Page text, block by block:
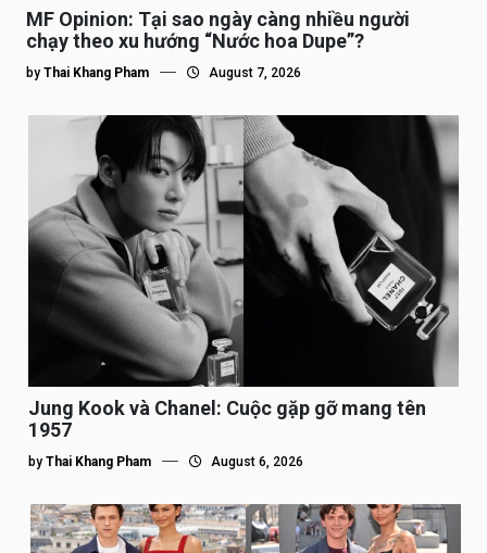
MF Opinion: Tại sao ngày càng nhiều người
chạy theo xu hướng “Nước hoa Dupe”?
by Thai Khang Pham August 7, 2026
Jung Kook và Chanel: Cuộc gặp gỡ mang tên
1957
by Thai Khang Pham August 6, 2026